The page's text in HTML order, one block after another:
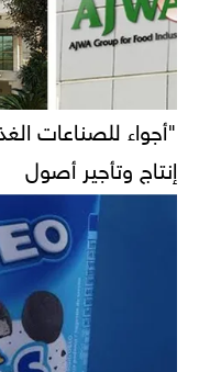
"أجواء للصناعات
إنتاج وتأجير أصول